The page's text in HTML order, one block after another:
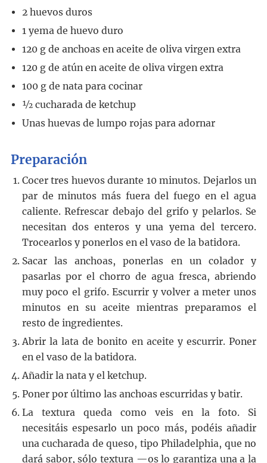
2 huevos duros
1 yema de huevo duro
120 g de anchoas en aceite de oliva virgen extra
120 g de atún en aceite de oliva virgen extra
100 g de nata para cocinar
½ cucharada de ketchup
Unas huevas de lumpo rojas para adornar
Preparación
Cocer tres huevos durante 10 minutos. Dejarlos un
par de minutos más fuera del fuego en el agua
caliente. Refrescar debajo del grifo y pelarlos. Se
necesitan dos enteros y una yema del tercero.
Trocearlos y ponerlos en el vaso de la batidora.
Sacar las anchoas, ponerlas en un colador y
pasarlas por el chorro de agua fresca, abriendo
muy poco el grifo. Escurrir y volver a meter unos
minutos en su aceite mientras preparamos el
resto de ingredientes.
Abrir la lata de bonito en aceite y escurrir. Poner
en el vaso de la batidora.
Añadir la nata y el ketchup.
Poner por último las anchoas escurridas y batir.
La textura queda como veis en la foto. Si
necesitáis espesarlo un poco más, podéis añadir
una cucharada de queso, tipo Philadelphia, que no
dará sabor, sólo textura —os lo garantiza una a la